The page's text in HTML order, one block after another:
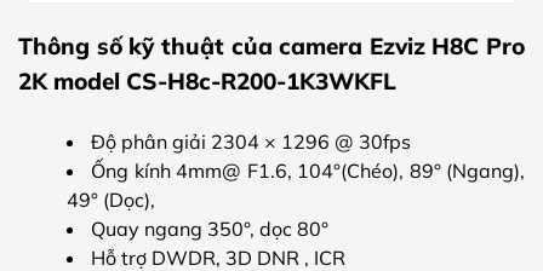
Thông số kỹ thuật của camera Ezviz H8C Pro
2K model CS-H8c-R200-1K3WKFL
Độ phân giải 2304 × 1296 @ 30fps
Ống kính 4mm@ F1.6, 104°(Chéo), 89° (Ngang),
49° (Dọc),
Quay ngang 350°, dọc 80°
Hỗ trợ DWDR, 3D DNR , ICR